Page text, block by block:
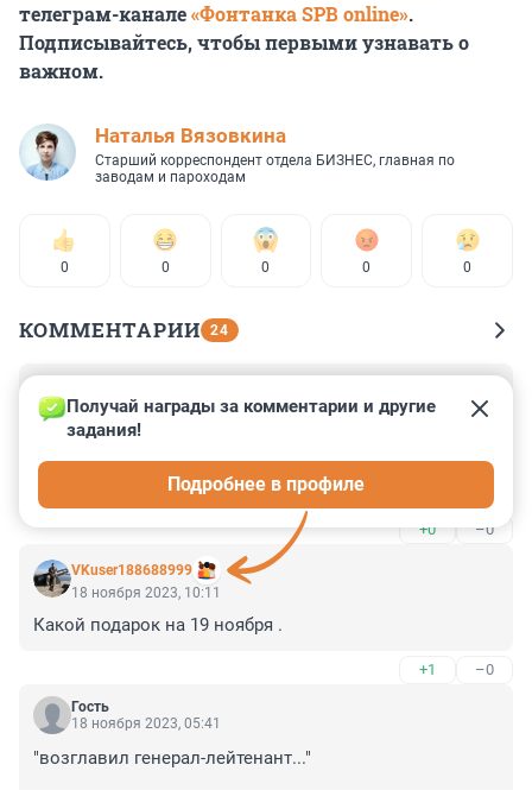
телеграм-канале«Фонтанка SPB online».
Подписывайтесь, чтобы первыми узнавать о
важном.
Наталья Вязовкина
Старший корреспондент отдела БИЗНЕС, главная по
заводам и пароходам
0 0 0 0 0
КОММЕНТАРИИ 24
18 ноября 2023, 12:34
Российские беспилотники опять нацелились на
энергообъекты Украины
«Начались мощные пожары».
+0 –0
VKuser188688999
Получай награды за комментарии и другие
задания!
Подробнее в профиле
18 ноября 2023, 10:11
Какой подарок на 19 ноября .
+1 –0
Гость
18 ноября 2023, 05:41
"возглавил генерал-лейтенант..."